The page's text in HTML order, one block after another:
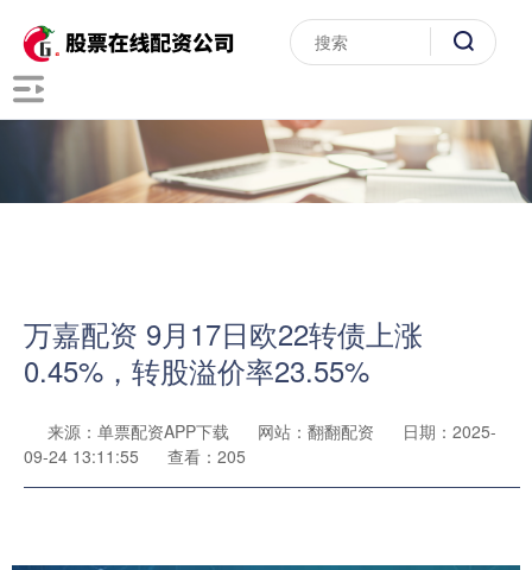
万嘉配资 9月17日欧22转债上涨
0.45%，转股溢价率23.55%
来源：单票配资APP下载 网站：翻翻配资
日期：2025-
09-24 13:11:55
查看：205